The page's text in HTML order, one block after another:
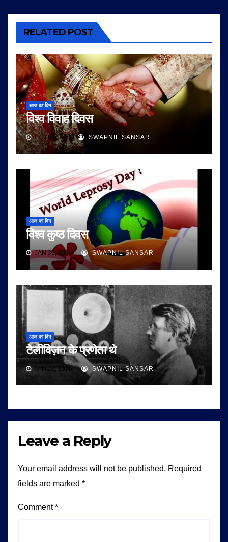
RELATED POST
आज का दिन
विश्व विवाह दिवस
FEB 8, 2026 SWAPNIL SANSAR
आज का दिन
विश्व कुष्ठ दिवस
JAN 30, 2026 SWAPNIL SANSAR
आज का दिन
टेलीविज़न के प्रणेता थे
JAN 26, 2026 SWAPNIL SANSAR
Leave a Reply
Your email address will not be published. Required
fields are marked *
Comment*